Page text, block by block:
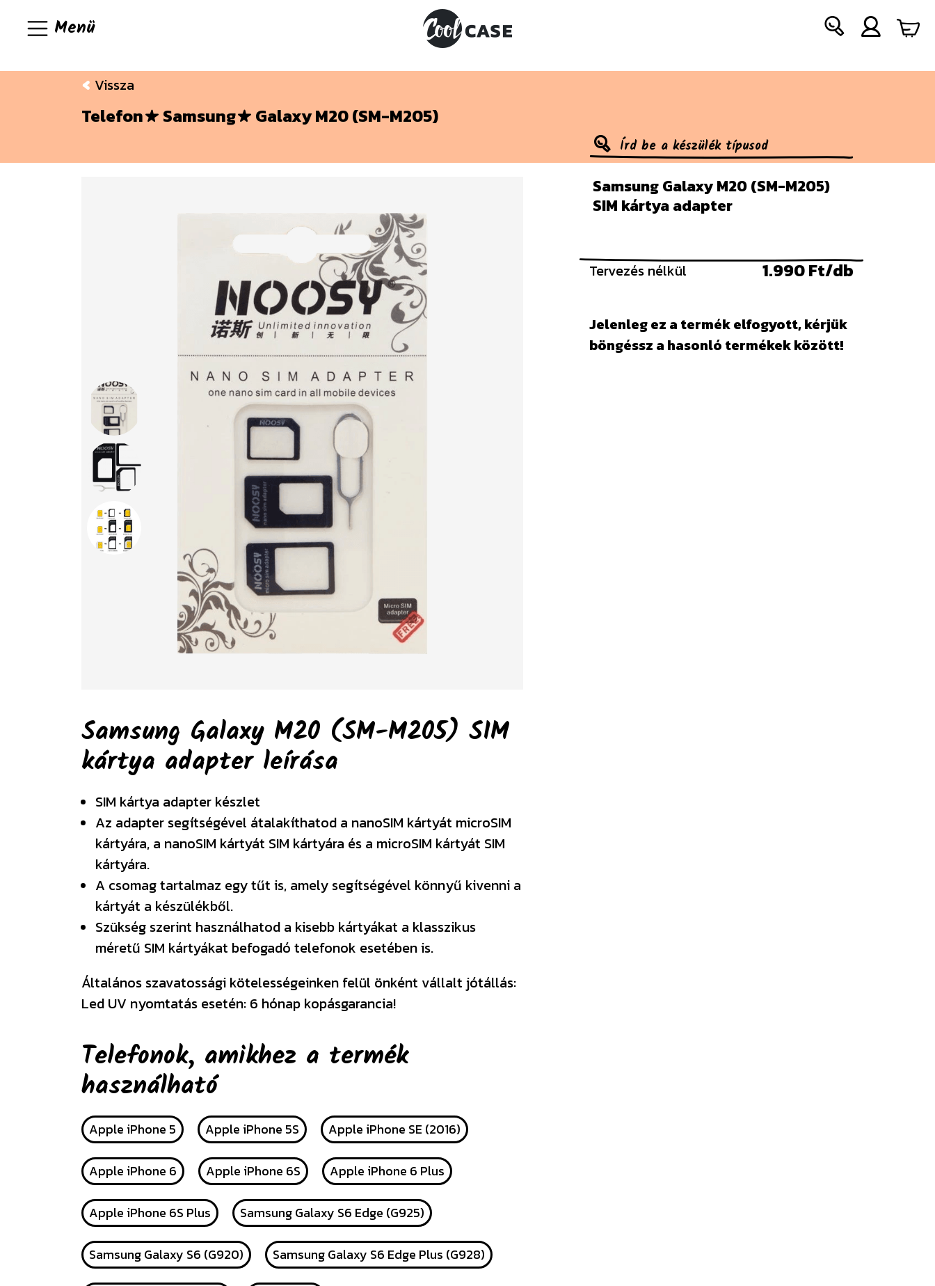
Menü
Vissza
Telefon Samsung Galaxy M20 (SM-M205)
Samsung Galaxy M20 (SM-M205) SIM
kártya adapter leírása
SIM kártya adapter készlet
Az adapter segítségével átalakíthatod a nanoSIM kártyát microSIM
kártyára, a nanoSIM kártyát SIM kártyára és a microSIM kártyát SIM
kártyára.
A csomag tartalmaz egy tűt is, amely segítségével könnyű kivenni a
kártyát a készülékből.
Szükség szerint használhatod a kisebb kártyákat a klasszikus
méretű SIM kártyákat befogadó telefonok esetében is.
Általános szavatossági kötelességeinken felül önként vállalt jótállás:
Led UV nyomtatás esetén: 6 hónap kopásgarancia!
Telefonok, amikhez a termék
használható
Apple iPhone 5 Apple iPhone 5S Apple iPhone SE (2016)
Apple iPhone 6 Apple iPhone 6S Apple iPhone 6 Plus
Apple iPhone 6S Plus Samsung Galaxy S6 Edge (G925)
Samsung Galaxy S6 (G920) Samsung Galaxy S6 Edge Plus (G928)
Samsung Galaxy M20 (SM-M205)
SIM kártya adapter
Tervezés nélkül 1.990 Ft/db
Jelenleg ez a termék elfogyott, kérjük
böngéssz a hasonló termékek között!